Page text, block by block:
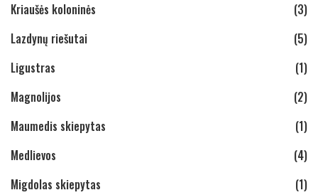
Kriaušės koloninės
(3)
Lazdynų riešutai
(5)
Ligustras
(1)
Magnolijos
(2)
Maumedis skiepytas
(1)
Medlievos
(4)
Migdolas skiepytas
(1)